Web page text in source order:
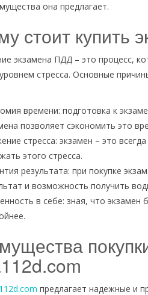
она предлагает.
стоит купить
экзамена ПДД – это процесс,
стресса. Основные
времени: подготовка к
позволяет сэкономить это
стресса: экзамен – это
этого стресса.
результата: при покупке
и возможность получить
в себе: зная, что экзамен
предлагает надежные и